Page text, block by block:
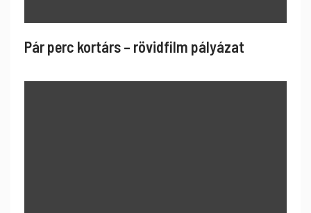
Pár perc kortárs – rövidfilm pályázat